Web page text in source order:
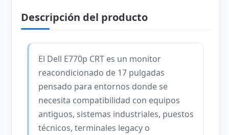
Descripción del producto
El Dell E770p CRT es un monitor
reacondicionado de 17 pulgadas
pensado para entornos donde se
necesita compatibilidad con equipos
antiguos, sistemas industriales, puestos
técnicos, terminales legacy o